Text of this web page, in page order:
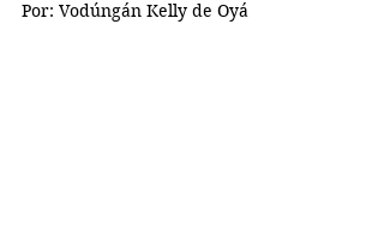
Por: Vodúngán Kelly de Oyá